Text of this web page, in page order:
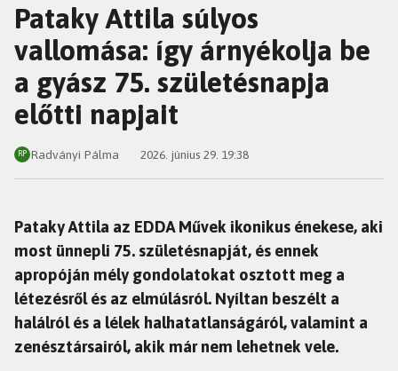
Pataky Attila súlyos
vallomása: így árnyékolja be
a gyász 75. születésnapja
előtti napjait
RP Radványi Pálma 2026. június 29. 19:38
Pataky Attila az EDDA Művek ikonikus énekese, aki
most ünnepli 75. születésnapját, és ennek
apropóján mély gondolatokat osztott meg a
létezésről és az elmúlásról. Nyíltan beszélt a
halálról és a lélek halhatatlanságáról, valamint a
zenésztársairól, akik már nem lehetnek vele.